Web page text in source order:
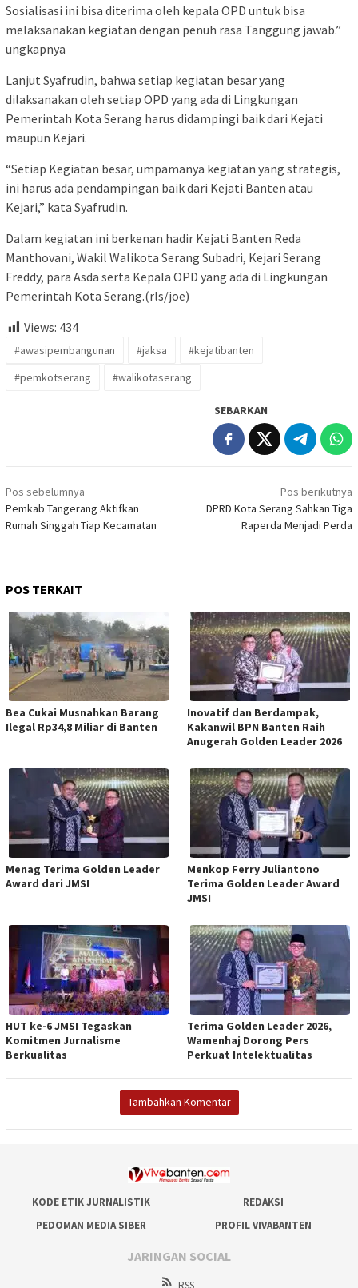
Sosialisasi ini bisa diterima oleh kepala OPD untuk bisa
melaksanakan kegiatan dengan penuh rasa Tanggung jawab.”
ungkapnya
Lanjut Syafrudin, bahwa setiap kegiatan besar yang
dilaksanakan oleh setiap OPD yang ada di Lingkungan
Pemerintah Kota Serang harus didampingi baik dari Kejati
maupun Kejari.
“Setiap Kegiatan besar, umpamanya kegiatan yang strategis,
ini harus ada pendampingan baik dari Kejati Banten atau
Kejari,” kata Syafrudin.
Dalam kegiatan ini berkenan hadir Kejati Banten Reda
Manthovani, Wakil Walikota Serang Subadri, Kejari Serang
Freddy, para Asda serta Kepala OPD yang ada di Lingkungan
Pemerintah Kota Serang.(rls/joe)
Views: 434
#awasipembangunan #jaksa
#kejatibanten
#pemkotserang
#walikotaserang
SEBARKAN
Navigasi
pos
Pos sebelumnya
Pemkab Tangerang Aktifkan
Rumah Singgah Tiap Kecamatan
Pos berikutnya
DPRD Kota Serang Sahkan Tiga
Raperda Menjadi Perda
POS TERKAIT
Bea Cukai Musnahkan Barang
Ilegal Rp34,8 Miliar di Banten
Inovatif dan Berdampak,
Kakanwil BPN Banten Raih
Anugerah Golden Leader 2026
Menag Terima Golden Leader
Award dari JMSI
Menkop Ferry Juliantono
Terima Golden Leader Award
JMSI
HUT ke-6 JMSI Tegaskan
Komitmen Jurnalisme
Berkualitas
Terima Golden Leader 2026,
Wamenhaj Dorong Pers
Perkuat Intelektualitas
Tambahkan Komentar
KODE ETIK JURNALISTIK
REDAKSI
PEDOMAN MEDIA SIBER
PROFIL VIVABANTEN
JARINGAN SOCIAL